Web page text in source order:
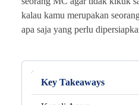
kalau kamu merupakan
apa saja yang perlu
Key Takeaways